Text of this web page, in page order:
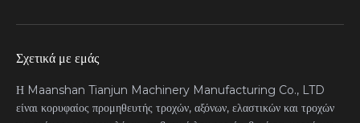
Σχετικά με εμάς
Η Maanshan Tianjun Machinery Manufacturing Co., LTD
είναι κορυφαίος προμηθευτής τροχών, αξόνων, ελαστικών και τροχών